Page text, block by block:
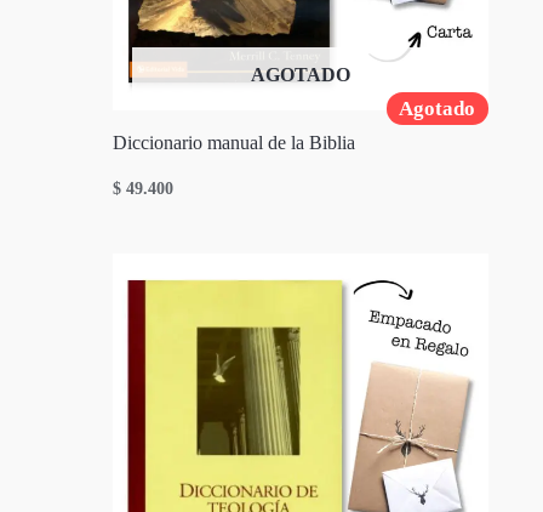
Agotado
AGOTADO
Diccionario manual de la Biblia
$ 49.400